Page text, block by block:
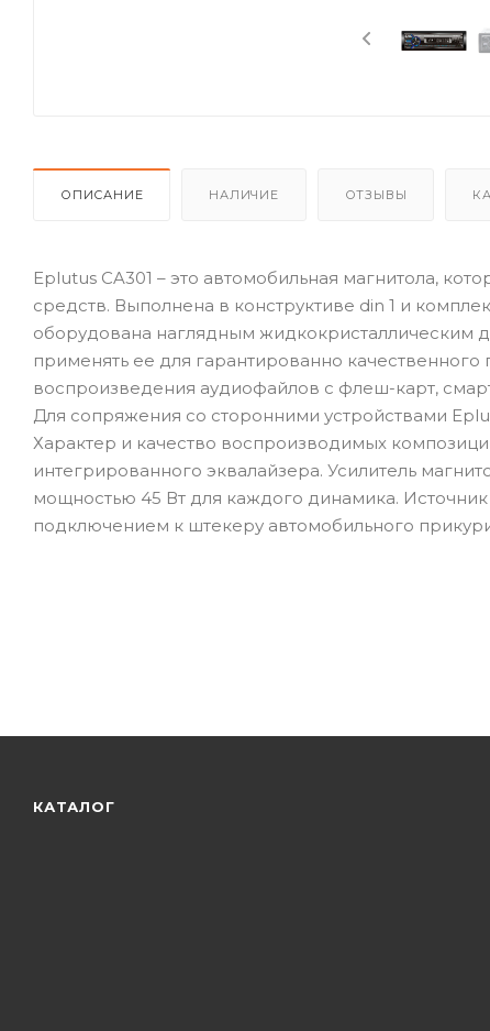
ОПИСАНИЕ НАЛИЧИЕ ОТЗЫВЫ
Eplutus CA301 – это автомобильная магнитола,
средств. Выполнена в конструктиве din 1 и
оборудована наглядным жидкокристаллическим
применять ее для гарантированно
воспроизведения аудиофайлов с флеш-карт,
Для сопряжения со сторонними устройствами
Характер и качество воспроизводимых
интегрированного эквалайзера. Усилитель
мощностью 45 Вт для каждого динамика. Источник
подключением к штекеру автомобильного
КАТАЛОГ